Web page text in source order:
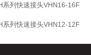
列快速接头VHN16-16F
列快速接头VHN12-12F